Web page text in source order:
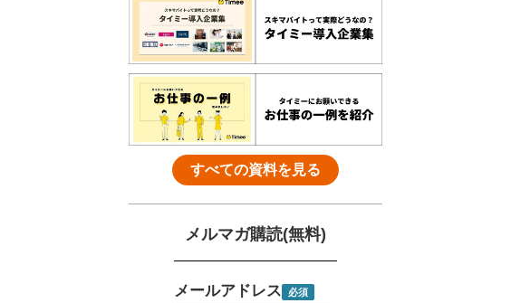
すべての資料を見る
メルマガ購読(無料)
メールアドレス